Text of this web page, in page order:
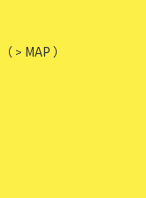
（ > MAP ）